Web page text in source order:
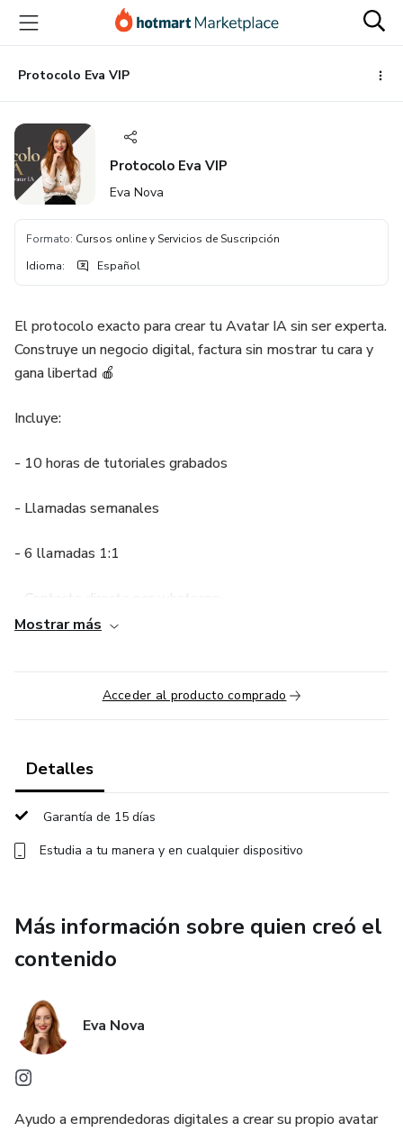
principal
página
de
página
Protocolo Eva VIP
Protocolo Eva VIP
Eva Nova
Formato: Cursos online y Servicios de Suscripción
Idioma: Español
El protocolo exacto para crear tu Avatar IA sin ser experta.
Construye un negocio digital, factura sin mostrar tu cara y
gana libertad 🍎
Incluye:
- 10 horas de tutoriales grabados
- Llamadas semanales
- 6 llamadas 1:1
- Contacto directo por whatsapp
Mostrar más
Acceder al producto comprado
Detalles
Garantía de 15 días
Estudia a tu manera y en cualquier dispositivo
Más información sobre quien creó el
contenido
Eva Nova
Ayudo a emprendedoras digitales a crear su propio avatar